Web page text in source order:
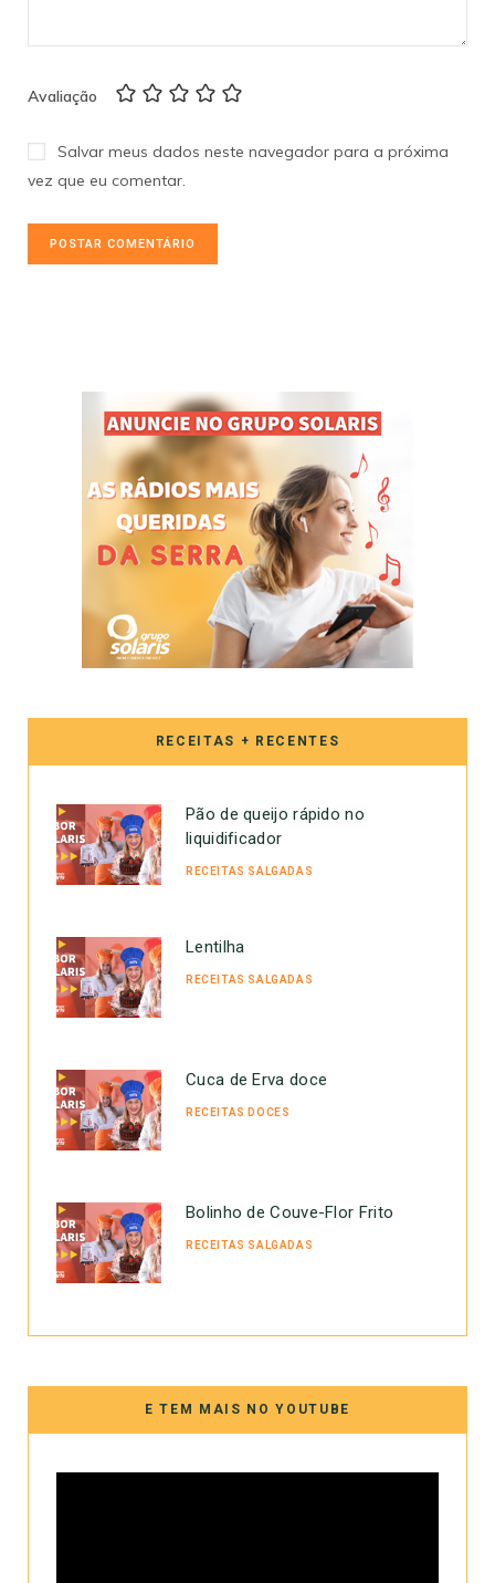
Avaliação
Salvar meus dados neste navegador para a próxima
vez que eu comentar.
RECEITAS + RECENTES
Pão de queijo rápido no
liquidificador
RECEITAS SALGADAS
Lentilha
RECEITAS SALGADAS
Cuca de Erva doce
RECEITAS DOCES
Bolinho de Couve-Flor Frito
RECEITAS SALGADAS
E TEM MAIS NO YOUTUBE